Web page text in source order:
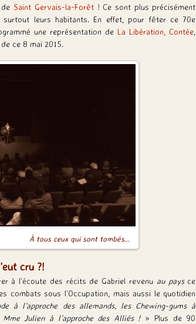
Saint Gervais-la-Forêt! Ce sont plus précisément
leurs habitants. En effet, pour fêter ce 70e
une représentation deLa Libération, Contée
ce 8 mai 2015.
À tous ceux qui sont tombés…
cru ?!
à l’écoute des récits de Gabriel revenu au paysce
combats sous l’Occupation, mais aussi le quotidien
à l’approche des allemands, les Chewing-gums à
Mme Julien à l’approche des Alliés !» Plus de 90